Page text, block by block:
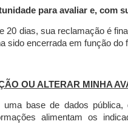
para avaliar e, com
20 dias, sua reclamação é
sido encerrada em função
OU ALTERAR MINHA
base de dados
alimentam os